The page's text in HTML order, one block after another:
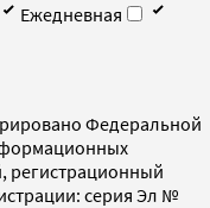
Ежедневная
Федеральной
регистрационный
серия Эл №